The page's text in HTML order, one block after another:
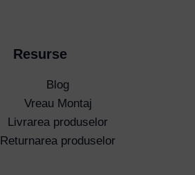
Resurse
Blog
Vreau Montaj
Livrarea produselor
Returnarea produselor